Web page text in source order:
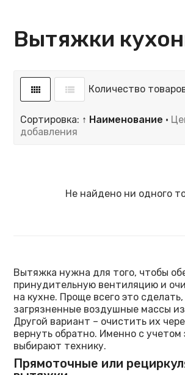
Вытяжки
Количество
Сортировка: ↑ Наименование ·
добавления
Не найдено ни одного
Вытяжка нужна для того, чтобы
принудительную вентиляцию и
на кухне. Проще всего это сделать,
загрязненные воздушные массы
Другой вариант – очистить их
вернуть обратно. Именно с учетом
выбирают технику.
Прямоточные или